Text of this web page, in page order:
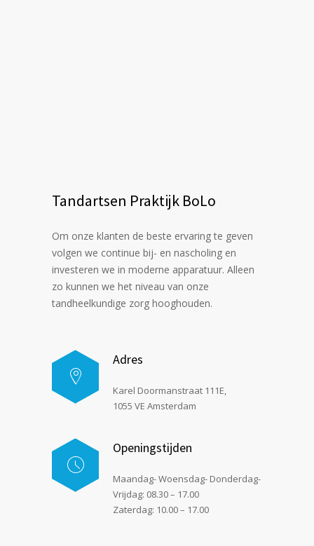
Tandartsen Praktijk BoLo
Om onze klanten de beste ervaring te geven
volgen we continue bij- en nascholing en
investeren we in moderne apparatuur. Alleen
zo kunnen we het niveau van onze
tandheelkundige zorg hooghouden.
Adres
Karel Doormanstraat 111E,
1055 VE Amsterdam
Openingstijden
Maandag- Woensdag- Donderdag-
Vrijdag: 08.30 – 17.00
Zaterdag: 10.00 – 17.00